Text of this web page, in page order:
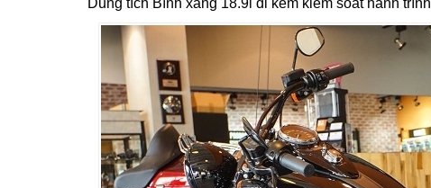
Dung tích Bình xăng 18.9l đi kèm kiểm soát hành